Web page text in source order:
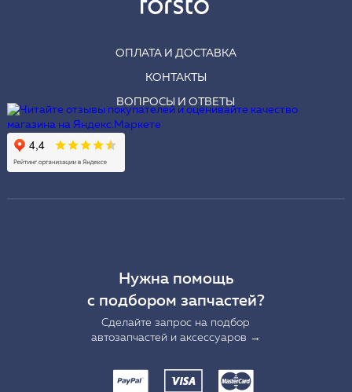
ОПЛАТА И ДОСТАВКА
КОНТАКТЫ
ВОПРОСЫ И ОТВЕТЫ
Нужна помощь
с подбором запчастей?
Сделайте запрос на подбор
автозапчастей и аксессуаров →